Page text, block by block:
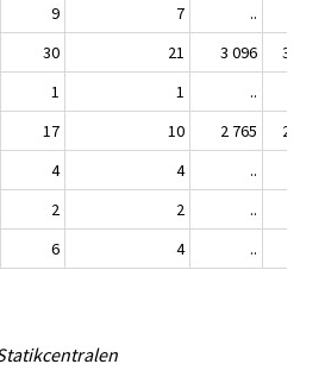
9 7 ..
30 21 3 096
3 112
1 1 ..
17 10 2 765
2 867
4 4 ..
2 2 ..
6 4 ..